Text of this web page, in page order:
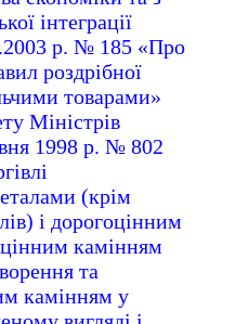
інтеграції
р. № 185 «Про
роздрібної
товарами»
Міністрів
1998 р. № 802
(крім
і дорогоцінним
камінням
та
камінням у